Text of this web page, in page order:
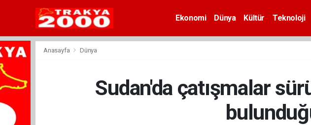
Ekonomi Dünya Kültür Teknoloji
Anasayfa Dünya
Sudan'da çatışmalar